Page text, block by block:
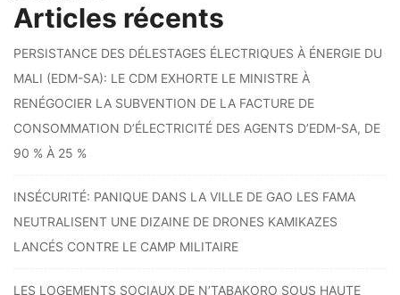
Articles récents
PERSISTANCE DES DÉLESTAGES ÉLECTRIQUES À ÉNERGIE DU
MALI (EDM-SA): LE CDM EXHORTE LE MINISTRE À
RENÉGOCIER LA SUBVENTION DE LA FACTURE DE
CONSOMMATION D’ÉLECTRICITÉ DES AGENTS D’EDM-SA, DE
90 % À 25 %
INSÉCURITÉ: PANIQUE DANS LA VILLE DE GAO LES FAMA
NEUTRALISENT UNE DIZAINE DE DRONES KAMIKAZES
LANCÉS CONTRE LE CAMP MILITAIRE
LES LOGEMENTS SOCIAUX DE N’TABAKORO SOUS HAUTE